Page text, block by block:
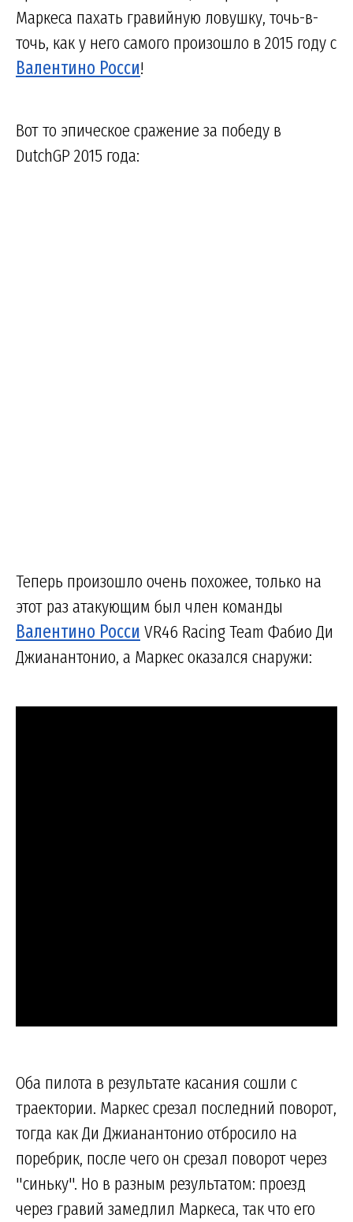
Маркеса пахать гравийную ловушку, точь-в-
точь, как у него самого произошло в 2015 году с
Валентино Росси!
Вот то эпическое сражение за победу в
DutchGP 2015 года:
Теперь произошло очень похожее, только на
этот раз атакующим был член команды
Валентино Росси VR46 Racing Team Фабио Ди
Джианантонио, а Маркес оказался снаружи:
Оба пилота в результате касания сошли с
траектории. Маркес срезал последний поворот,
тогда как Ди Джианантонио отбросило на
поребрик, после чего он срезал поворот через
"синьку". Но в разным результатом: проезд
через гравий замедлил Маркеса, так что его